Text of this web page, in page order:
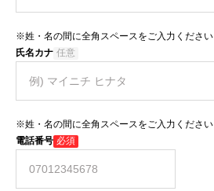
※姓・名の間に全角スペースをご入力ください
氏名カナ 任意
※姓・名の間に全角スペースをご入力ください
電話番号 必須